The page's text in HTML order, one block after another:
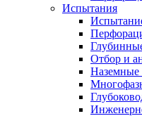
Испытания
Отбор и
Наземные